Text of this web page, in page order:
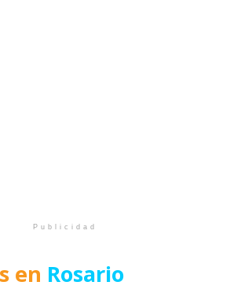
Publicidad
en Rosario